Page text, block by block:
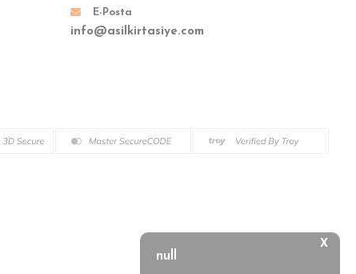
X
null
E-Posta
info@asilkirtasiye.com